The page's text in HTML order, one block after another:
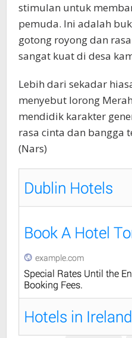
stimulan untuk
pemuda. Ini adalah
gotong royong dan
sangat kuat di desa
Lebih dari sekadar
menyebut lorong
mendidik karakter
rasa cinta dan bangga
(Nars)